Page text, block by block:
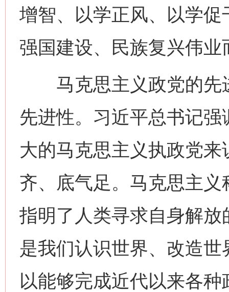
增智、以学正风、以学
强国建设、民族复兴伟业
马克思主义政党的先
先进性。习近平总书记
大的马克思主义执政党
齐、底气足。马克思主
指明了人类寻求自身解
是我们认识世界、改造
以能够完成近代以来各